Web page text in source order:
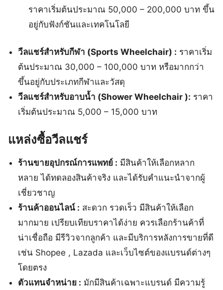
ราคาเริ่มต้นประมาณ 50,000 – 200,000 บาท ขึ้น
อยู่กับฟังก์ชันและเทคโนโลยี
วีลแชร์สำหรับกีฬา (Sports Wheelchair) : ราคาเริ่ม
ต้นประมาณ 30,000 – 100,000 บาท หรือมากกว่า
ขึ้นอยู่กับประเภทกีฬาและวัสดุ
วีลแชร์สำหรับอาบน้ำ (Shower Wheelchair ): ราคา
เริ่มต้นประมาณ 5,000 – 15,000 บาท
แหล่งซื้อวีลแชร์
ร้านขายอุปกรณ์การแพทย์ : มีสินค้าให้เลือกหลาก
หลาย ได้ทดลองสินค้าจริง และได้รับคำแนะนำจากผู้
เชี่ยวชาญ
ร้านค้าออนไลน์ : สะดวก รวดเร็ว มีสินค้าให้เลือก
มากมาย เปรียบเทียบราคาได้ง่าย ควรเลือกร้านค้าที่
น่าเชื่อถือ มีรีวิวจากลูกค้า และมีบริการหลังการขายที่ดี
เช่น Shopee , Lazada และเว็บไซต์ของแบรนด์ต่างๆ
โดยตรง
ตัวแทนจำหน่าย : มักมีสินค้าเฉพาะแบรนด์ มีความรู้